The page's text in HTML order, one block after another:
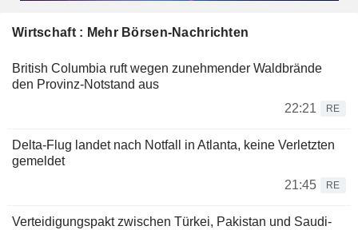
Wirtschaft : Mehr Börsen-Nachrichten
British Columbia ruft wegen zunehmender Waldbrände
den Provinz-Notstand aus
22:21
RE
Delta-Flug landet nach Notfall in Atlanta, keine Verletzten
gemeldet
21:45
RE
Verteidigungspakt zwischen Türkei, Pakistan und Saudi-